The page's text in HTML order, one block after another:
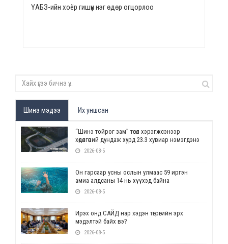
ҮАБЗ-ийн хоёр гишүүн нэг өдөр огцорлоо
Шинэ мэдээ Их уншсан
“Шинэ тойрог зам” төсөл хэрэгжсэнээр
хөдөлгөөний дундаж хурд 23.3 хувиар нэмэгдэнэ
2026-08-5
Он гарсаар усны ослын улмаас 59 иргэн
амиа алдсаны 14 нь хүүхэд байна
2026-08-5
Ирэх онд САЙД нар хэдэн төгрөгийн эрх
мэдэлтэй байх вэ?
2026-08-5